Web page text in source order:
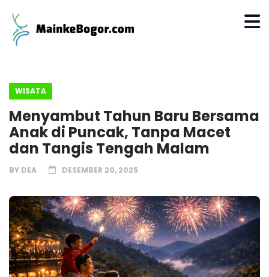
WISATA
Menyambut Tahun Baru Bersama
Anak di Puncak, Tanpa Macet
dan Tangis Tengah Malam
BY DEA DESEMBER 20, 2025